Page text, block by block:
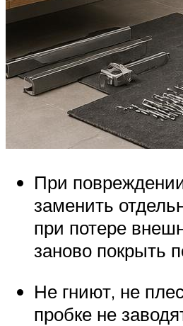
При
заменить
при потере
заново покрыть
Не гниют, не
пробке не